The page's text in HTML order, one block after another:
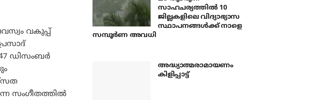
വകുപ്പ്
ഡിസംബര്‍
സംഗീതത്തില്‍
സാഹചര്യത്തിൽ 10
ജില്ലകളിലെ വിദ്യാഭ്യാസ
സ്ഥാപനങ്ങൾക്ക് നാളെ
സമ്പൂർണ അവധി
അദ്ധ്യാത്മരാമായണം
കിളിപ്പാട്ട്